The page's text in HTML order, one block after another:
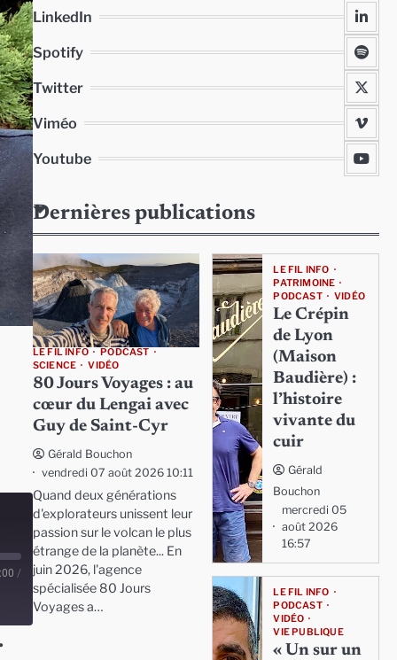
/
LinkedIn
Spotify
Twitter
Viméo
Youtube
Dernières publications
LE FIL INFO
PODCAST
SCIENCE
VIDÉO
80 Jours Voyages : au
cœur du Lengai avec
Guy de Saint-Cyr
Gérald Bouchon
vendredi 07 août 2026 10:11
Quand deux générations
d'explorateurs unissent leur
passion sur le volcan le plus
étrange de la planète... En
juin 2026, l'agence
spécialisée 80 Jours
Voyages a…
LE FIL INFO
PATRIMOINE
PODCAST
VIDÉO
Le Crépin
de Lyon
(Maison
Baudière) :
l’histoire
vivante du
cuir
Gérald
Bouchon
mercredi 05
août 2026
16:57
LE FIL INFO
PODCAST
VIDÉO
VIE PUBLIQUE
« Un sur un